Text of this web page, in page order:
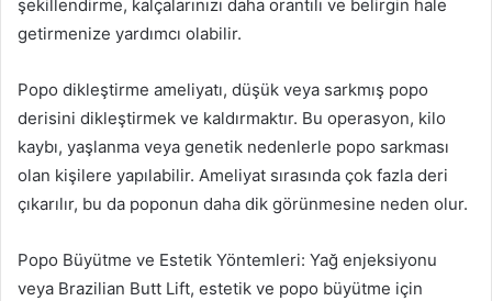
şekillendirme, kalçalarınızı daha orantılı ve belirgin hale
getirmenize yardımcı olabilir.
Popo dikleştirme ameliyatı, düşük veya sarkmış popo
derisini dikleştirmek ve kaldırmaktır. Bu operasyon, kilo
kaybı, yaşlanma veya genetik nedenlerle popo sarkması
olan kişilere yapılabilir. Ameliyat sırasında çok fazla deri
çıkarılır, bu da poponun daha dik görünmesine neden olur.
Popo Büyütme ve Estetik Yöntemleri: Yağ enjeksiyonu
veya Brazilian Butt Lift, estetik ve popo büyütme için